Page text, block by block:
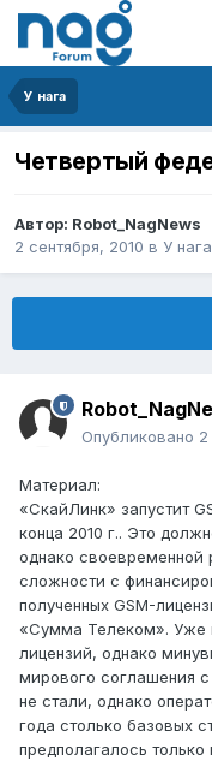
У нага
Четвертый
Автор: Robot_NagNews
2 сентября, 2010 в У нага
Опубликовано 2
Материал:
«СкайЛинк» запустит
конца 2010 г.. Это
однако своевременной
сложности с
полученных GSM-
«Сумма Телеком». Уже
лицензий, однако
мирового соглашения
не стали, однако
года столько базовых
предполагалось только